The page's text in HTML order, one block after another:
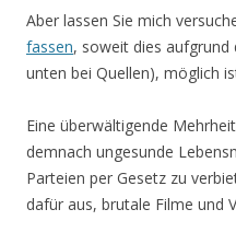
Aber lassen Sie mich
fassen, soweit dies aufgrund
unten bei Quellen), möglich
Eine überwältigende
demnach ungesunde
Parteien per Gesetz zu
dafür aus, brutale Filme und